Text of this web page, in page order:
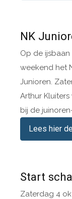
NK
Op de
weekend het
Junioren.
Arthur
bij de
Lees hier
Start
Zaterdag 4